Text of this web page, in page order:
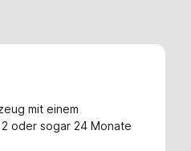
mit einem
oder sogar 24 Monate